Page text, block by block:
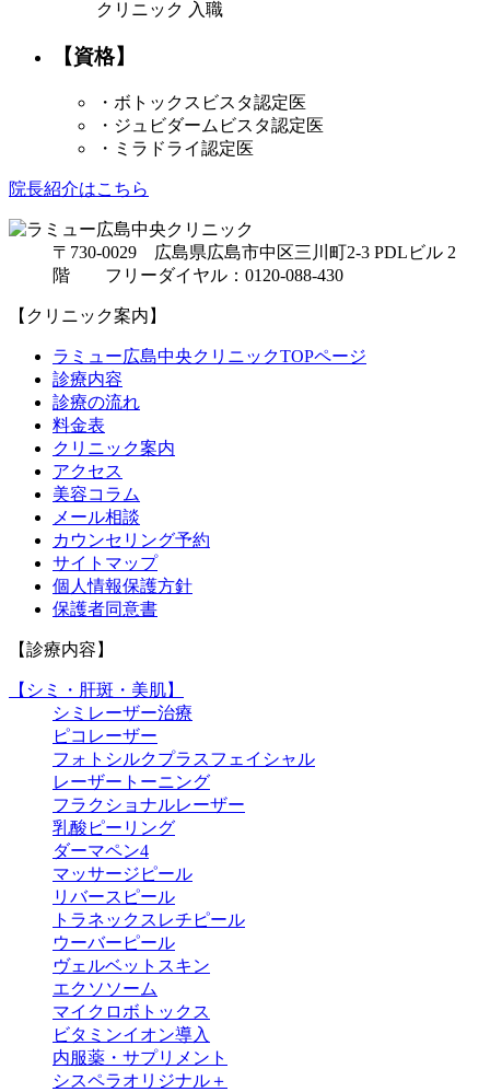
クリニック 入職
【資格】
・ボトックスビスタ認定医
・ジュビダームビスタ認定医
・ミラドライ認定医
院長紹介はこちら
〒730-0029 広島県広島市中区三川町2-3 PDLビル 2
階 フリーダイヤル：0120-088-430
【クリニック案内】
ラミュー広島中央クリニックTOPページ
診療内容
診療の流れ
料金表
クリニック案内
アクセス
美容コラム
メール相談
カウンセリング予約
サイトマップ
個人情報保護方針
保護者同意書
【診療内容】
【シミ・肝斑・美肌】
シミレーザー治療
ピコレーザー
フォトシルクプラスフェイシャル
レーザートーニング
フラクショナルレーザー
乳酸ピーリング
ダーマペン4
マッサージピール
リバースピール
トラネックスレチピール
ウーバーピール
ヴェルベットスキン
エクソソーム
マイクロボトックス
ビタミンイオン導入
内服薬・サプリメント
シスペラオリジナル＋